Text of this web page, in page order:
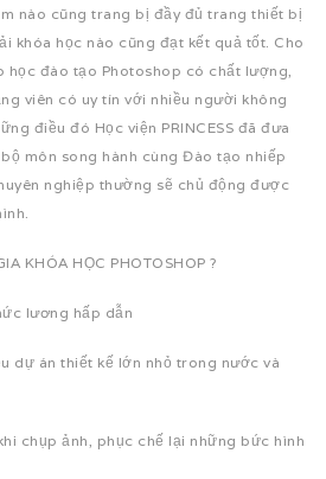
nào cũng trang bị đầy đủ trang thiết bị
khóa học nào cũng đạt kết quả tốt. Cho
học đào tạo Photoshop có chất lượng,
viên có uy tín với nhiều người không
điều đó Học viện PRINCESS đã đưa
môn song hành cùng Đào tạo nhiếp
nghiệp thường sẽ chủ động được
KHÓA HỌC PHOTOSHOP ?
lương hấp dẫn
dự án thiết kế lớn nhỏ trong nước và
chụp ảnh, phục chế lại những bức hình